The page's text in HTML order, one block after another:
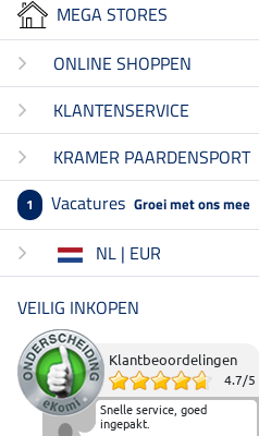
MEGA STORES
ONLINE SHOPPEN
KLANTENSERVICE
KRAMER PAARDENSPORT
1 Vacatures Groei met ons mee
NL | EUR
VEILIG INKOPEN
Klantbeoordelingen
4.7/5
Snelle service, goed
ingepakt.